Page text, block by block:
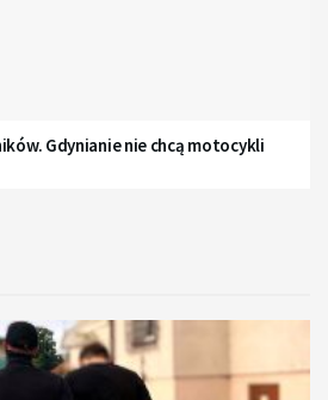
Gdynianie nie chcą motocykli